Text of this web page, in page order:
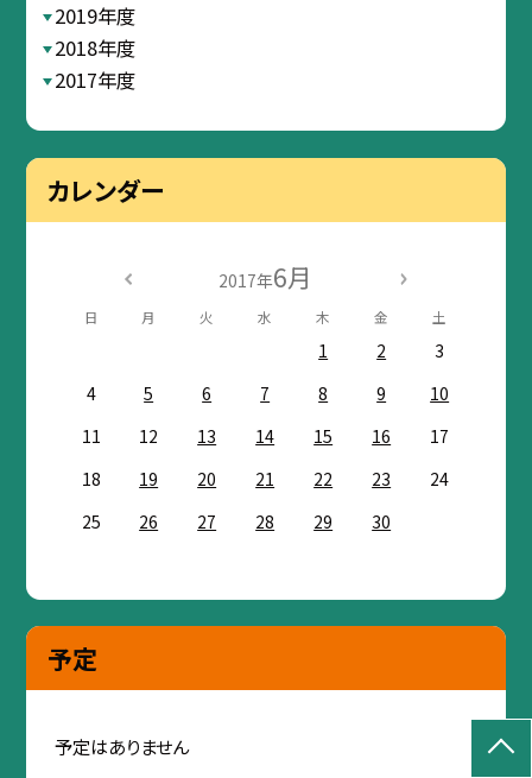
2019年度
2018年度
2017年度
カレンダー
2017年6月
日 月 火 水 木 金 土
1 2
3
4
5 6 7 8 9
10
11
12 13 14 15 16
17
18
19 20 21 22 23
24
25
26 27 28 29 30
予定
予定はありません